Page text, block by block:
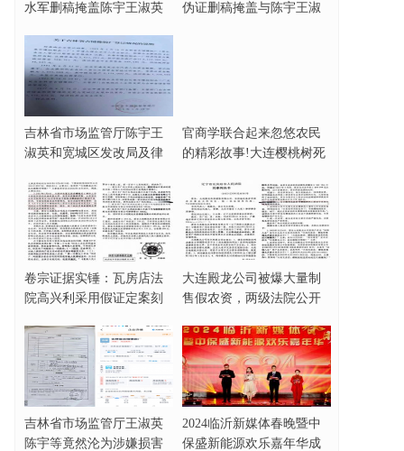
水军删稿掩盖陈宇王淑英
伪证删稿掩盖与陈宇王淑
吉林省市场监管厅陈宇王
淑英和宽城区发改局及律
官商学联合起来忽悠农民
的精彩故事!大连樱桃树死
卷宗证据实锤：瓦房店法
院高兴利采用假证定案刻
大连殿龙公司被爆大量制
售假农资，两级法院公开
吉林省市场监管厅王淑英
陈宇等竟然沦为涉嫌损害
2024临沂新媒体春晚暨中
保盛新能源欢乐嘉年华成